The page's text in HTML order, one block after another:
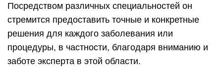
Посредством различных специальностей он
стремится предоставить точные и конкретные
решения для каждого заболевания или
процедуры, в частности, благодаря вниманию и
заботе эксперта в этой области.